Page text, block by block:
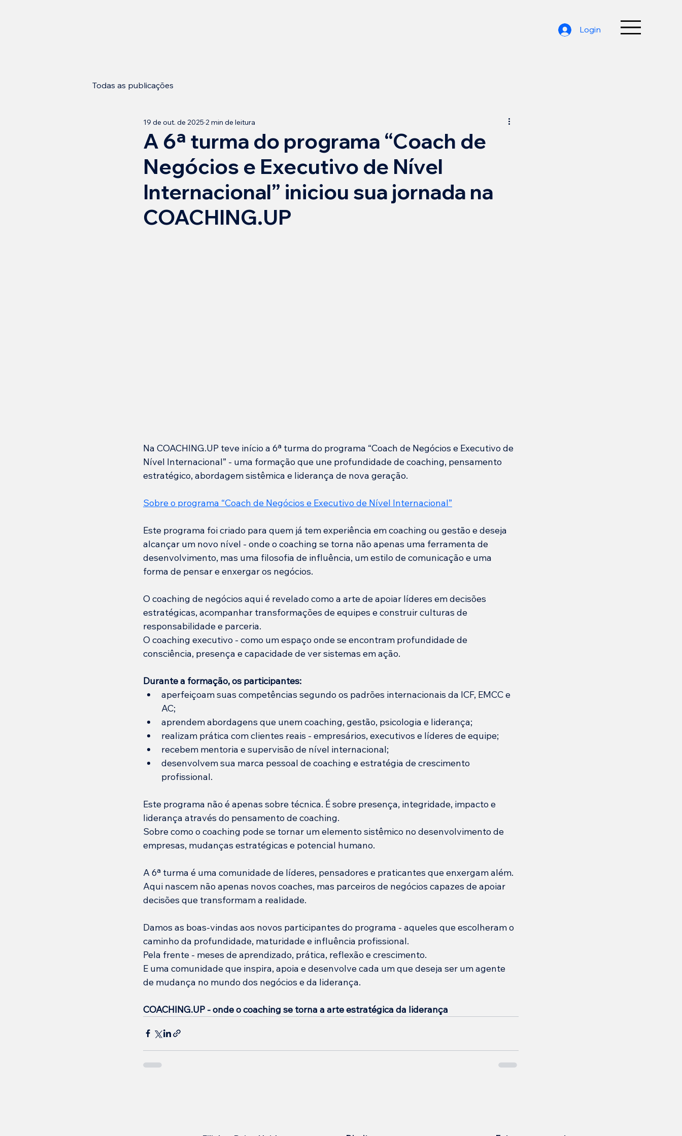
Login
Todas as publicações
A 6ª turma do programa “Coach de
Negócios e Executivo de Nível
Internacional” iniciou sua jornada na
COACHING.UP
19 de out. de 2025 2 min de leitura
Na COACHING.UP teve início a 6ª turma do programa “Coach de Negócios e Executivo de
Nível Internacional” - uma formação que une profundidade de coaching, pensamento
estratégico, abordagem sistêmica e liderança de nova geração.
Sobre o programa “Coach de Negócios e Executivo de Nível Internacional”
Este programa foi criado para quem já tem experiência em coaching ou gestão e deseja
alcançar um novo nível - onde o coaching se torna não apenas uma ferramenta de
desenvolvimento, mas uma filosofia de influência, um estilo de comunicação e uma
forma de pensar e enxergar os negócios.
O coaching de negócios aqui é revelado como a arte de apoiar líderes em decisões
estratégicas, acompanhar transformações de equipes e construir culturas de
responsabilidade e parceria.
O coaching executivo - como um espaço onde se encontram profundidade de
consciência, presença e capacidade de ver sistemas em ação.
Durante a formação, os participantes:
aperfeiçoam suas competências segundo os padrões internacionais da ICF, EMCC e
AC;
aprendem abordagens que unem coaching, gestão, psicologia e liderança;
realizam prática com clientes reais - empresários, executivos e líderes de equipe;
recebem mentoria e supervisão de nível internacional;
desenvolvem sua marca pessoal de coaching e estratégia de crescimento
profissional.
Este programa não é apenas sobre técnica. É sobre presença, integridade, impacto e
liderança através do pensamento de coaching.
Sobre como o coaching pode se tornar um elemento sistêmico no desenvolvimento de
empresas, mudanças estratégicas e potencial humano.
A 6ª turma é uma comunidade de líderes, pensadores e praticantes que enxergam além.
Aqui nascem não apenas novos coaches, mas parceiros de negócios capazes de apoiar
decisões que transformam a realidade.
Damos as boas-vindas aos novos participantes do programa - aqueles que escolheram o
caminho da profundidade, maturidade e influência profissional.
Pela frente - meses de aprendizado, prática, reflexão e crescimento.
E uma comunidade que inspira, apoia e desenvolve cada um que deseja ser um agente
de mudança no mundo dos negócios e da liderança.
COACHING.UP - onde o coaching se torna a arte estratégica da liderança